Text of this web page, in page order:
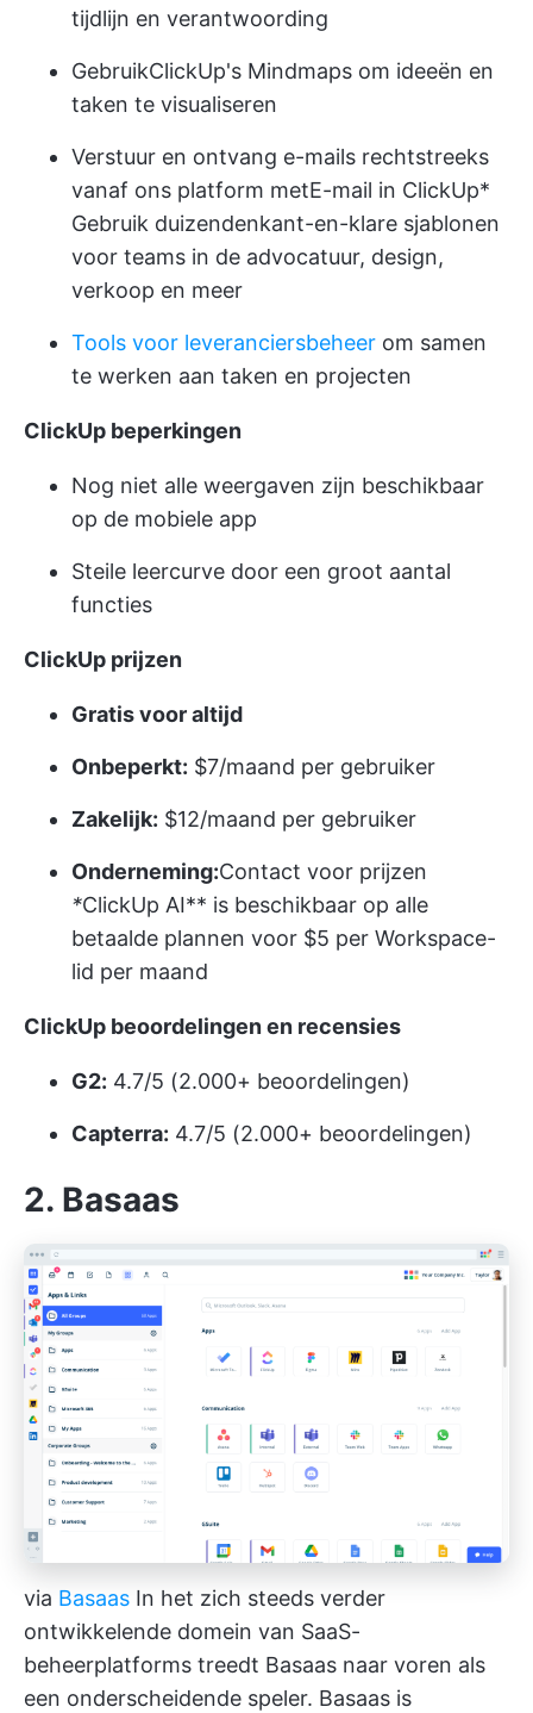
tijdlijn en verantwoording
GebruikClickUp's Mindmaps om ideeën en
taken te visualiseren
Verstuur en ontvang e-mails rechtstreeks
vanaf ons platform metE-mail in ClickUp*
Gebruik duizendenkant-en-klare sjablonen
voor teams in de advocatuur, design,
verkoop en meer
Tools voor leveranciersbeheer om samen
te werken aan taken en projecten
ClickUp beperkingen
Nog niet alle weergaven zijn beschikbaar
op de mobiele app
Steile leercurve door een groot aantal
functies
ClickUp prijzen
Gratis voor altijd
Onbeperkt: $7/maand per gebruiker
Zakelijk: $12/maand per gebruiker
Onderneming:Contact voor prijzen
*ClickUp AI** is beschikbaar op alle
betaalde plannen voor $5 per Workspace-
lid per maand
ClickUp beoordelingen en recensies
G2: 4.7/5 (2.000+ beoordelingen)
Capterra: 4.7/5 (2.000+ beoordelingen)
2. Basaas
via Basaas In het zich steeds verder
ontwikkelende domein van SaaS-
beheerplatforms treedt Basaas naar voren als
een onderscheidende speler. Basaas is